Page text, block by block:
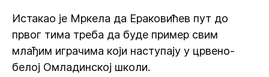
Истакао је Мркела да Ераковићев пут до
првог тима треба да буде пример свим
млађим играчима који наступају у црвено-
белој Омладинској школи.